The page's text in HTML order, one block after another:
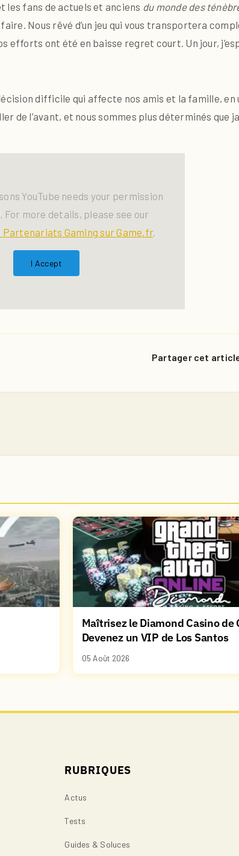
les fans de actuels et anciens du monde des
Nous rêvé d’un jeu qui vous transportera
efforts ont été en baisse regret court. Un jour,
difficile qui affecte nos amis et la famille,
de l’avant, et nous sommes plus déterminés que
YouTube needs your permission
For more details, please see our
Partenariats Gaming sur Game.fr.
I Accept
Partager cet
Maîtrisez le Diamond Casino de
Devenez un VIP de Los Santos
05 Août 2026
RUBRIQUES
Actus
Tests
Guides & Soluces